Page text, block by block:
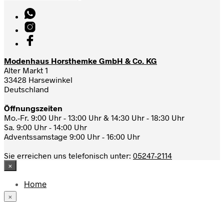
Modenhaus Horsthemke GmbH & Co. KG
Alter Markt 1
33428 Harsewinkel
Deutschland
Öffnungszeiten
Mo.-Fr. 9:00 Uhr - 13:00 Uhr & 14:30 Uhr - 18:30 Uhr
Sa. 9:00 Uhr - 14:00 Uhr
Adventssamstage 9:00 Uhr - 16:00 Uhr
Sie erreichen uns telefonisch unter: 05247-2114
×
Home
×